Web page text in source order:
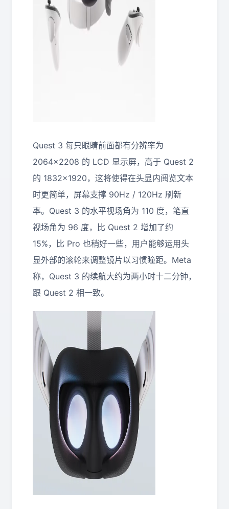
Quest 3 每只眼睛前面都有分辨率为
2064×2208 的 LCD 显示屏，高于 Quest 2
的 1832×1920，这将使得在头显内阅览文本
时更简单，屏幕支撑 90Hz / 120Hz 刷新
率。Quest 3 的水平视场角为 110 度，笔直
视场角为 96 度，比 Quest 2 增加了约
15%，比 Pro 也稍好一些，用户能够运用头
显外部的滚轮来调整镜片以习惯瞳距。Meta
称，Quest 3 的续航大约为两小时十二分钟，
跟 Quest 2 相一致。